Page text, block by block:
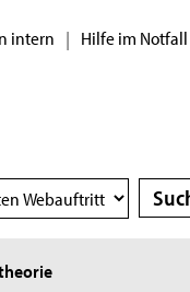
intern | Hilfe im Notfall
Suche
Suche